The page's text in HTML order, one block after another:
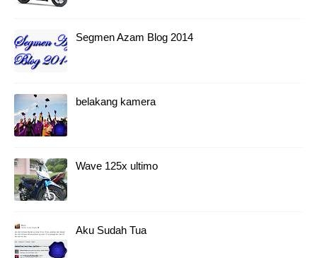
Segmen Azam Blog 2014
belakang kamera
Wave 125x ultimo
Aku Sudah Tua